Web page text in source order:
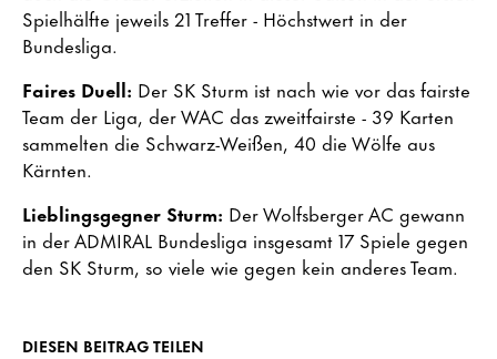
Spielhälfte jeweils 21 Treffer - Höchstwert in der
Bundesliga.
Faires Duell: Der SK Sturm ist nach wie vor das fairste
Team der Liga, der WAC das zweitfairste - 39 Karten
sammelten die Schwarz-Weißen, 40 die Wölfe aus
Kärnten.
Lieblingsgegner Sturm: Der Wolfsberger AC gewann
in der ADMIRAL Bundesliga insgesamt 17 Spiele gegen
den SK Sturm, so viele wie gegen kein anderes Team.
DIESEN BEITRAG TEILEN